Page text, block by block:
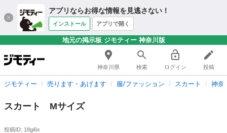
アプリならお得な情報を見逃さない！
インストール アプリで開く
地元の掲示板 ジモティー 神奈川版
神奈川県 検索 ログイン 投稿
ジモティー 売ります・あげます 服/ファッション スカート 神奈
スカート Mサイズ
投稿ID: 18gi6x